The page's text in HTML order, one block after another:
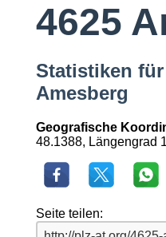
4625
Statistiken
Amesberg
Geografische
48.1388, Längengrad
Seite teilen: